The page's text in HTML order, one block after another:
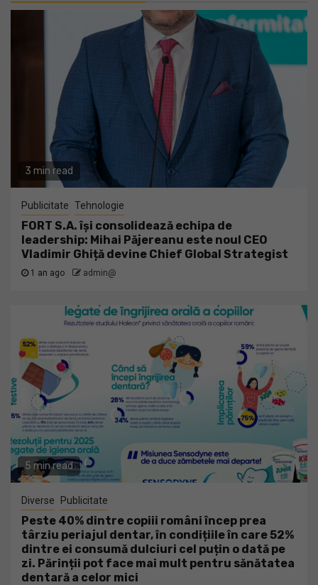
3 min read
Publicitate Tehnologie
FORT S.A. își consolidează echipa de
leadership: Mihai Păjereanu este noul CEO
Vladimir Ghiță devine Chief Global Strategist
1 an ago admin@
5 min read
Diverse Publicitate
Peste 40% dintre copiii români încep prea
târziu periajul dentar, în condițiile în care 52%
dintre ei consumă dulciuri cel puțin o dată pe
zi. Părinții pot face mai mult pentru sănătatea
dentară a celor mici